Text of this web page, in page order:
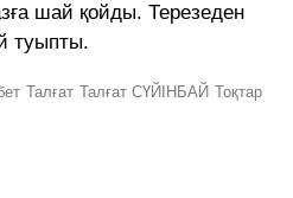
шай қойды. Терезеден
туыпты.
Талғат Талғат СҮЙІНБАЙ Тоқтар